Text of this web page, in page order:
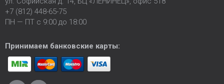
+7 (812) 448-65-75
ПН — ПТ с 9:00 до 18:00
Принимаем банковские карты: